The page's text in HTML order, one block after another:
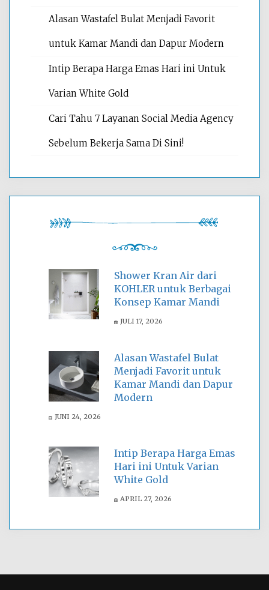
Alasan Wastafel Bulat Menjadi Favorit
untuk Kamar Mandi dan Dapur Modern
Intip Berapa Harga Emas Hari ini Untuk
Varian White Gold
Cari Tahu 7 Layanan Social Media Agency
Sebelum Bekerja Sama Di Sini!
Shower Kran Air dari
KOHLER untuk Berbagai
Konsep Kamar Mandi
JULI 17, 2026
Alasan Wastafel Bulat
Menjadi Favorit untuk
Kamar Mandi dan Dapur
Modern
JUNI 24, 2026
Intip Berapa Harga Emas
Hari ini Untuk Varian
White Gold
APRIL 27, 2026